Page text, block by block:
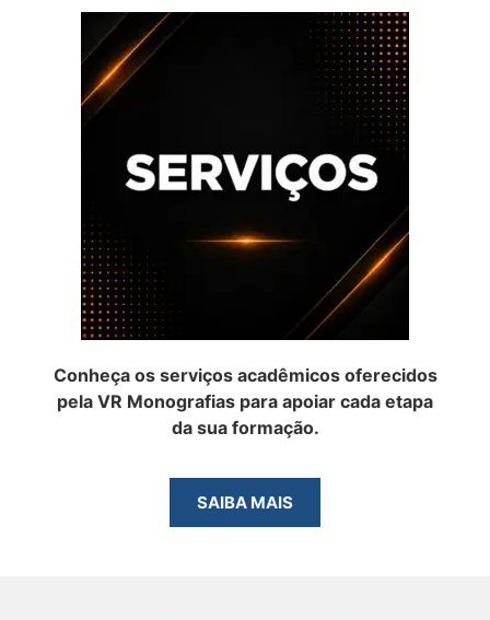
Conheça os serviços acadêmicos oferecidos
pela VR Monografias para apoiar cada etapa
da sua formação.
SAIBA MAIS